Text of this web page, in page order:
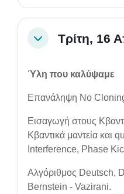
CollapseΤρίτη, 16
Ύλη που καλύψαμε
Επανάληψη No
Εισαγωγή στους
Κβαντικά μαντεία και
Interference, Phase
Αλγόριθμος Deutsch,
Bernstein - Vazirani.